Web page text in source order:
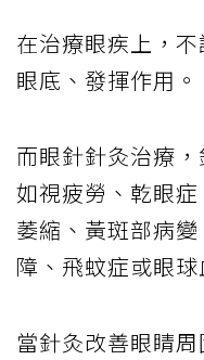
在治療眼疾上，
眼底、發揮作用。
而眼針針灸治療
如視疲勞、乾眼
萎縮、黃斑部病
障、飛蚊症或眼球
當針灸改善眼睛